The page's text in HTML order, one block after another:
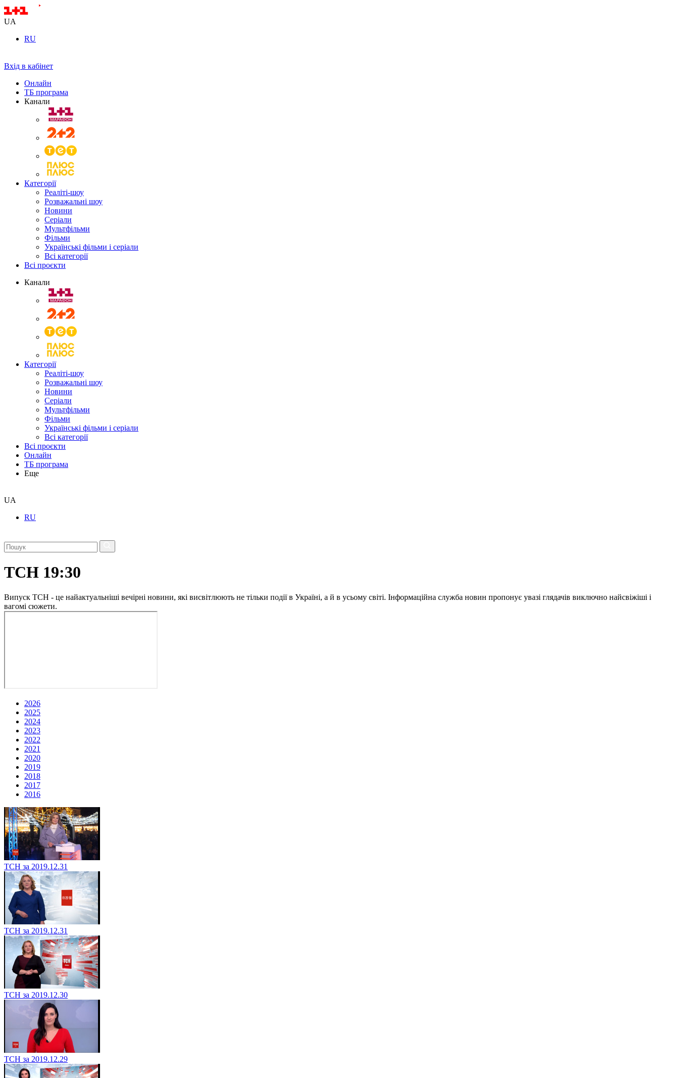
UA
RU
Вхід в кабінет
Онлайн
ТБ програма
Канали
Категорії
Реаліті-шоу
Розважальні шоу
Новини
Серіали
Мультфільми
Фільми
Українські фільми і серіали
Всі категорії
Всі проєкти
Канали
Категорії
Реаліті-шоу
Розважальні шоу
Новини
Серіали
Мультфільми
Фільми
Українські фільми і серіали
Всі категорії
Всі проєкти
Онлайн
ТБ програма
Еще
UA
RU
ТСН 19:30
Випуск ТСН - це найактуальніші вечірні новини, які висвітлюють не тільки події в Україні, а й в усьому світі. Інформаційна служба новин пропонує увазі глядачів виключно найсвіжіші і
вагомі сюжети.
2026
2025
2024
2023
2022
2021
2020
2019
2018
2017
2016
ТСН за 2019.12.31
ТСН за 2019.12.31
ТСН за 2019.12.30
ТСН за 2019.12.29